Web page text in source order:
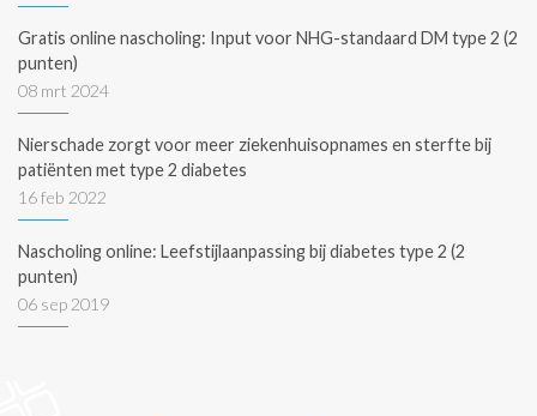
Gratis online nascholing: Input voor NHG-standaard DM type 2 (2
punten)
08 mrt 2024
Nierschade zorgt voor meer ziekenhuisopnames en sterfte bij
patiënten met type 2 diabetes
16 feb 2022
Nascholing online: Leefstijlaanpassing bij diabetes type 2 (2
punten)
06 sep 2019